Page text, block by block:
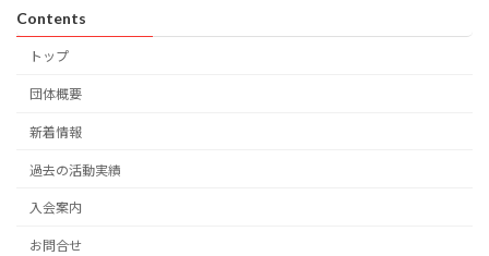
Contents
トップ
団体概要
新着情報
過去の活動実績
入会案内
お問合せ